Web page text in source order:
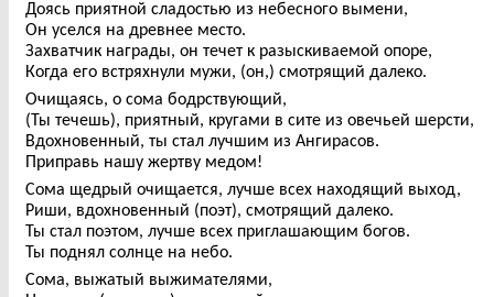
Доясь приятной сладостью из небесного вымени,
Он уселся на древнее место.
Захватчик награды, он течет к разыскиваемой опоре,
Когда его встряхнули мужи, (он,) смотрящий далеко.
Очищаясь, о сома бодрствующий,
(Ты течешь), приятный, кругами в сите из овечьей шерсти,
Вдохновенный, ты стал лучшим из Ангирасов.
Приправь нашу жертву медом!
Сома щедрый очищается, лучше всех находящий выход,
Риши, вдохновенный (поэт), смотрящий далеко.
Ты стал поэтом, лучше всех приглашающим богов.
Ты поднял солнце на небо.
Сома, выжатый выжимателями,